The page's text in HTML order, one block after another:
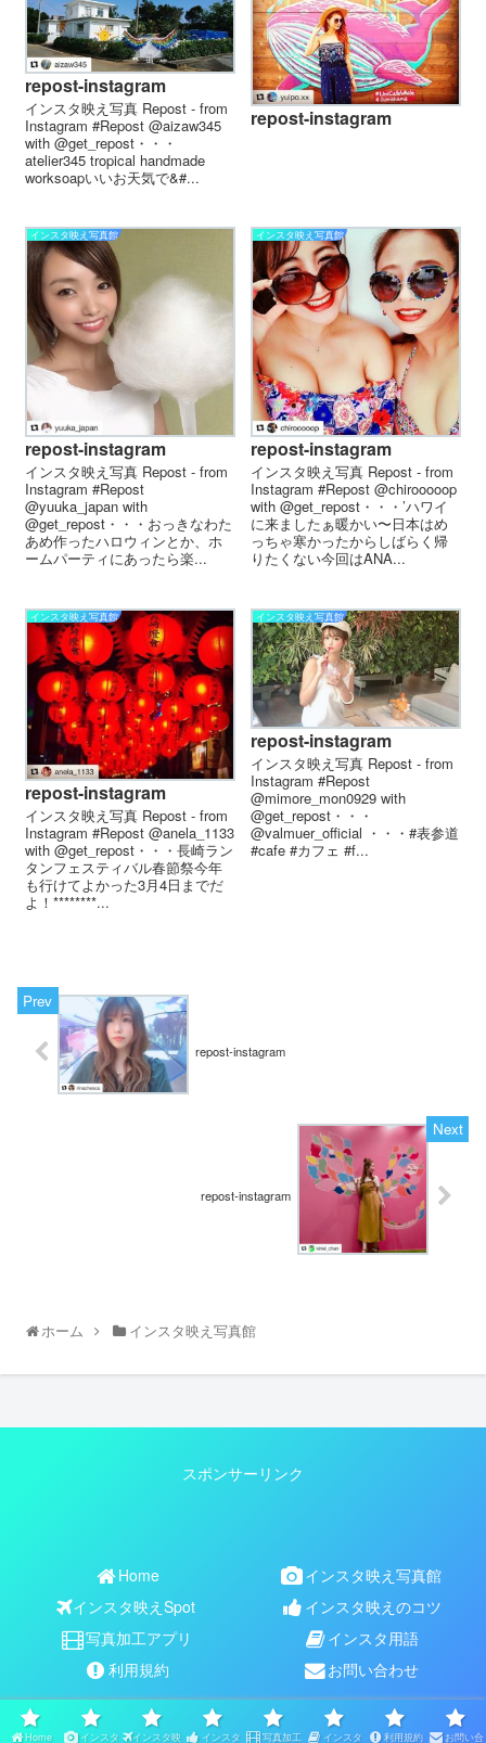
repost-instagram
インスタ映え写真 Repost - from
Instagram #Repost @aizaw345
with @get_repost・・・
atelier345 tropical handmade
worksoapいいお天気で&#...
repost-instagram
インスタ映え写真館
repost-instagram
インスタ映え写真 Repost - from
Instagram #Repost
@yuuka_japan with
@get_repost・・・おっきなわた
あめ作った️ ハロウィンとか、ホ
ームパーティにあったら楽...
インスタ映え写真館
repost-instagram
インスタ映え写真 Repost - from
Instagram #Repost @chirooooop
with @get_repost・・・’ハワイ
に来ましたぁ暖かい〜日本はめ
っちゃ寒かったからしばらく帰
りたくない今回はANA...
インスタ映え写真館
repost-instagram
インスタ映え写真 Repost - from
Instagram #Repost @anela_1133
with @get_repost・・・長崎ラン
タンフェスティバル春節祭今年
も行けてよかった3月4日までだ
よ！********...
インスタ映え写真館
repost-instagram
インスタ映え写真 Repost - from
Instagram #Repost
@mimore_mon0929 with
@get_repost・・・
@valmuer_official ・・・#表参道
#cafe #カフェ #f...
repost-instagram
repost-instagram
ホーム インスタ映え写真館
スポンサーリンク
Home
インスタ映え写真館
インスタ映えSpot
インスタ映えのコツ
写真加工アプリ
インスタ用語
利用規約
お問い合わせ
Copyright © 2017-2026 【公式】インスタ映えNAVI All Rights
Reserved.
Home インスタ インスタ映 インスタ 写真加工 インスタ 利用規約 お問い合